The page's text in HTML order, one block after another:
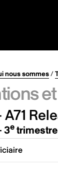
nous sommes/
3etrimestre